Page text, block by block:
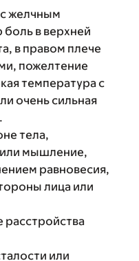
желчным
в верхней
в правом плече
пожелтение
температура с
очень сильная
тела,
или мышление,
равновесия,
лица или
расстройства
или